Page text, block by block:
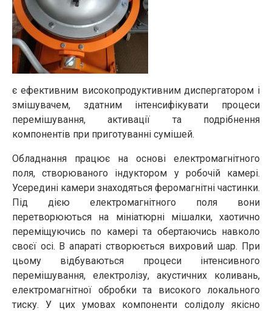
є ефективним високопродуктивним диспергатором і
змішувачем, здатним інтенсифікувати процеси
перемішування, активації та подрібнення
компонентів при приготуванні сумішей.
Обладнання працює на основі електромагнітного
поля, створюваного індуктором у робочій камері.
Усередині камери знаходяться феромагнітні частинки.
Під дією електромагнітного поля вони
перетворюються на мініатюрні мішалки, хаотично
переміщуючись по камері та обертаючись навколо
своєї осі. В апараті створюється вихровий шар. При
цьому відбуваються процеси інтенсивного
перемішування, електролізу, акустичних коливань,
електромагнітної обробки та високого локального
тиску. У цих умовах компоненти солідолу якісно